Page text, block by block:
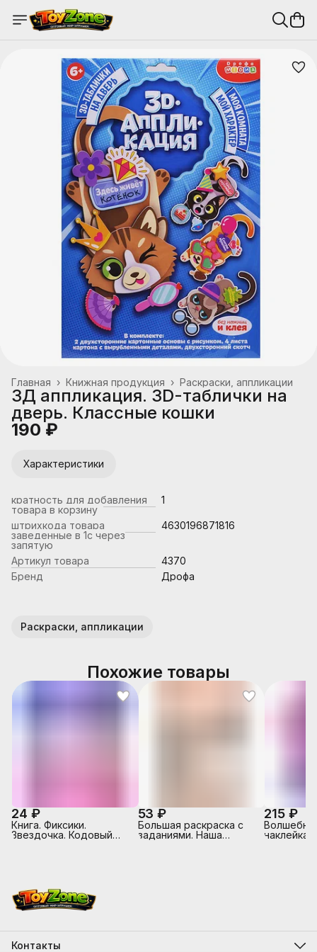
Раскраски, аппликации
Книжная продукция ›
Главная ›
3Д аппликация. 3D-таблички на
дверь. Классные кошки
190 ₽
Характеристики
кратность для добавления
товара в корзину
1
штрихкода товара
заведенные в 1с через
запятую
4630196871816
Артикул товара
4370
Бренд
Дрофа
Раскраски, аппликации
Похожие товары
24 ₽
Книга. Фиксики.
Звездочка. Кодовый
53 ₽
Большая раскраска с
заданиями. Наша
215 ₽
Контакты